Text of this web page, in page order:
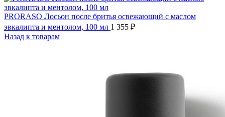
PRORASO Лосьон после бритья освежающий с маслом
эвкалипта и ментолом, 100 мл 1 355 ₽
Назад к товарам